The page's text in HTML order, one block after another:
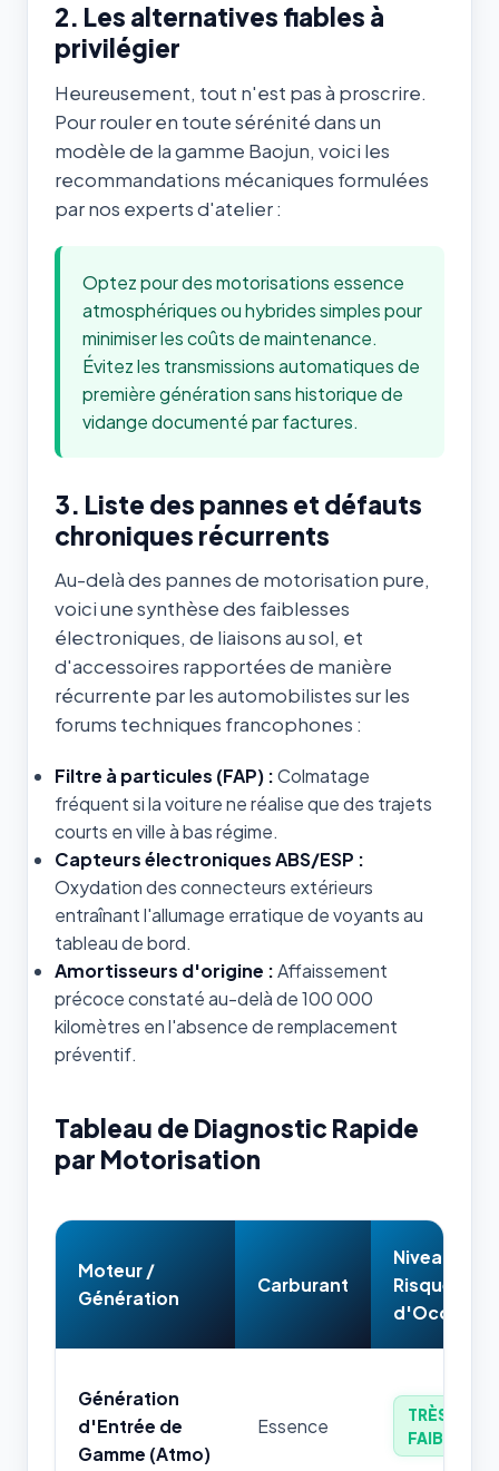
2. Les alternatives fiables à
privilégier
Heureusement, tout n'est pas à proscrire.
Pour rouler en toute sérénité dans un
modèle de la gamme Baojun, voici les
recommandations mécaniques formulées
par nos experts d'atelier :
Optez pour des motorisations essence
atmosphériques ou hybrides simples pour
minimiser les coûts de maintenance.
Évitez les transmissions automatiques de
première génération sans historique de
vidange documenté par factures.
3. Liste des pannes et défauts
chroniques récurrents
Au-delà des pannes de motorisation pure,
voici une synthèse des faiblesses
électroniques, de liaisons au sol, et
d'accessoires rapportées de manière
récurrente par les automobilistes sur les
forums techniques francophones :
Filtre à particules (FAP) :Colmatage
fréquent si la voiture ne réalise que des trajets
courts en ville à bas régime.
Capteurs électroniques ABS/ESP :
Oxydation des connecteurs extérieurs
entraînant l'allumage erratique de voyants au
tableau de bord.
Amortisseurs d'origine :Affaissement
précoce constaté au-delà de 100 000
kilomètres en l'absence de remplacement
préventif.
Tableau de Diagnostic Rapide
par Motorisation
Moteur /
Génération
Carburant
Niveau de
Risque
d'Occasion
Génération
d'Entrée de
Gamme (Atmo)
Essence
TRÈS
FAIBLE